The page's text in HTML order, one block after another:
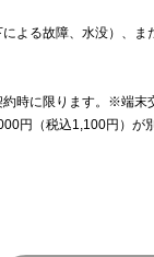
よる故障、水没）、
時に限ります。※端末
円（税込1,100円）が